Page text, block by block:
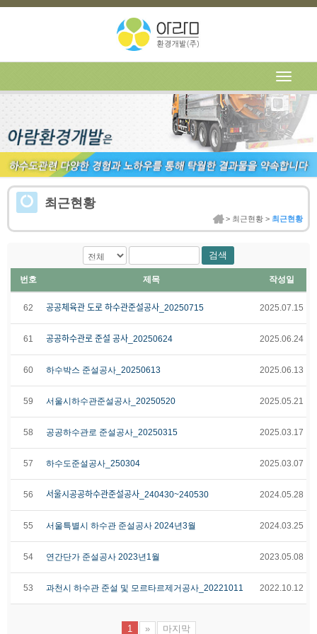
홈 > 최근현황 > 최근현황
최근현황
검색
번호 제목 작성일
62 공공체육관 도로 하수관준설공사_20250715 2025.07.15
61 공공하수관로 준설 공사_20250624 2025.06.24
60 하수박스 준설공사_20250613 2025.06.13
59 서울시하수관준설공사_20250520 2025.05.21
58 공공하수관로 준설공사_20250315 2025.03.17
57 하수도준설공사_250304 2025.03.07
56 서울시공공하수관준설공사_240430~240530 2024.05.28
55 서울특별시 하수관 준설공사 2024년3월 2024.03.25
54 연간단가 준설공사 2023년1월 2023.05.08
53 과천시 하수관 준설 및 모르타르제거공사_20221011 2022.10.12
1 » 마지막